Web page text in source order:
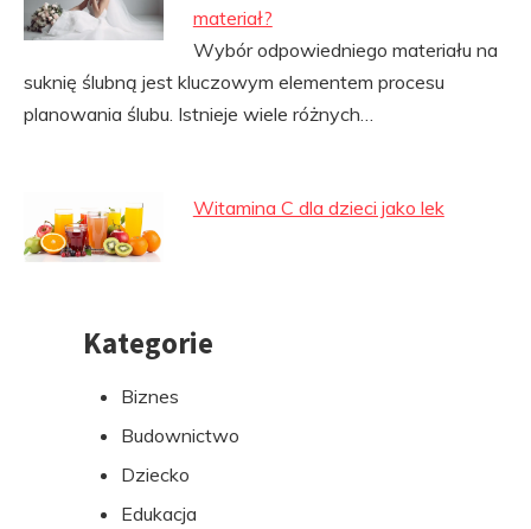
materiał?
Wybór odpowiedniego materiału na
suknię ślubną jest kluczowym elementem procesu
planowania ślubu. Istnieje wiele różnych…
Witamina C dla dzieci jako lek
PrzejdźKategorie
Biznes
Budownictwo
Dziecko
Edukacja